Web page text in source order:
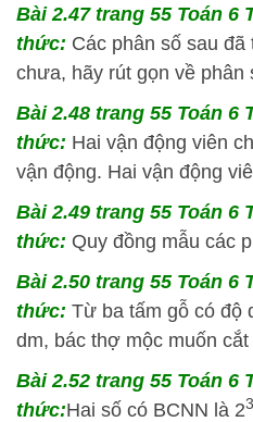
Bài 2.47 trang 55 Toán 6
thức: Các phân số sau
chưa, hãy rút gọn về phân
Bài 2.48 trang 55 Toán 6
thức: Hai vận động viên
vận động. Hai vận động
Bài 2.49 trang 55 Toán 6
thức: Quy đồng mẫu các
Bài 2.50 trang 55 Toán 6
thức: Từ ba tấm gỗ có độ
dm, bác thợ mộc muốn
Bài 2.52 trang 55 Toán 6
thức:Hai số có BCNN là 23